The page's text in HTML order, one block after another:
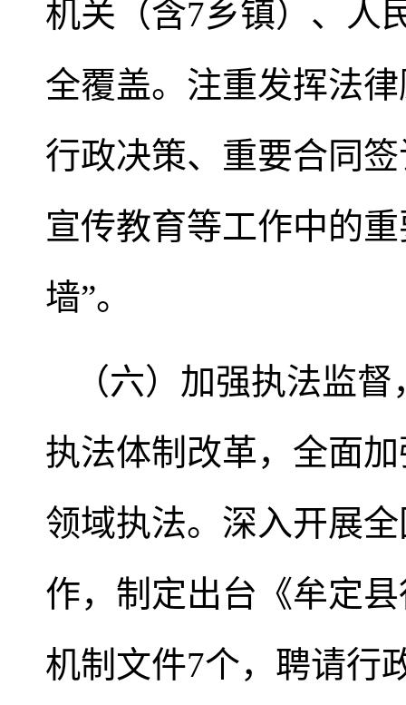
机关（含7乡镇）、人
全覆盖。注重发挥法
行政决策、重要合同
宣传教育等工作中的
墙”。
（六）加强执法监
执法体制改革，全面
领域执法。深入开展
作，制定出台《牟定
机制文件7个，聘请行